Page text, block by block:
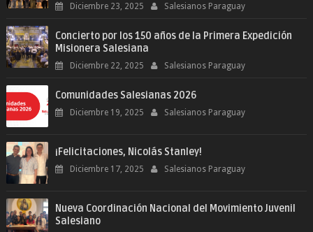
Diciembre 23, 2025 Salesianos Paraguay
Concierto por los 150 años de la Primera Expedición
Misionera Salesiana
Diciembre 22, 2025 Salesianos Paraguay
Comunidades Salesianas 2026
Diciembre 19, 2025 Salesianos Paraguay
¡Felicitaciones, Nicolás Stanley!
Diciembre 17, 2025 Salesianos Paraguay
Nueva Coordinación Nacional del Movimiento Juvenil
Salesiano